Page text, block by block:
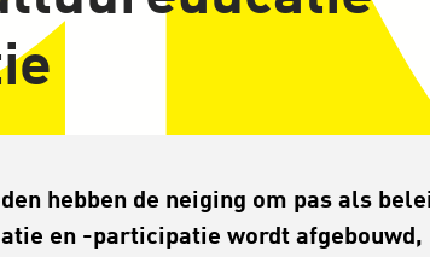
hebben de neiging om pas als
en -participatie wordt afgebouwd,